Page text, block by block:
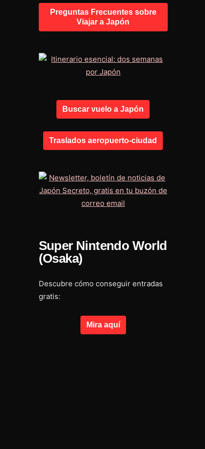
Preguntas Frecuentes sobre
Viajar a Japón
Buscar vuelo a Japón
Traslados aeropuerto-ciudad
Super Nintendo World
(Osaka)
Descubre cómo conseguir entradas
gratis:
Mira aquí